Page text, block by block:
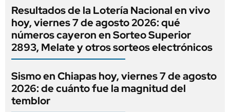
Resultados de la Lotería Nacional en vivo
hoy, viernes 7 de agosto 2026: qué
números cayeron en Sorteo Superior
2893, Melate y otros sorteos electrónicos
Sismo en Chiapas hoy, viernes 7 de agosto
2026: de cuánto fue la magnitud del
temblor